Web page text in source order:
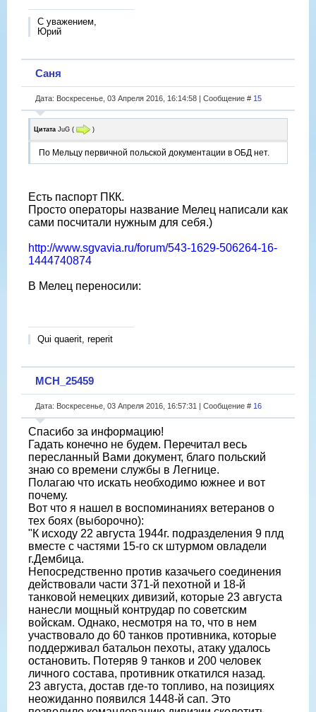
С уважением,
Юрий
Саня
Дата: Воскресенье, 03 Апреля 2016, 16:14:58 | Сообщение # 15
Цитата JuG ( )
По Мельцу первичной польской документации в ОБД нет.
Есть паспорт ПКК.
Просто операторы название Мелец написали как
сами посчитали нужным для себя.)
http://www.sgvavia.ru/forum/543-1629-506264-16-
1444740874
В Мелец переносили:
Qui quaerit, reperit
МСН_25459
Дата: Воскресенье, 03 Апреля 2016, 16:57:31 | Сообщение # 16
Спасибо за информацию!
Гадать конечно не будем. Перечитал весь
пересланный Вами документ, благо польский
знаю со времени службы в Легнице.
Полагаю что искать необходимо южнее и вот
почему.
Вот что я нашел в воспоминаниях ветеранов о
тех боях (выборочно):
"К исходу 22 августа 1944г. подразделения 9 плд
вместе с частями 15-го ск штурмом овладели
г.Дембица.
Непосредственно против казачьего соединения
действовали части 371-й пехотной и 18-й
танковой немецких дивизий, которые 23 августа
нанесли мощный контрудар по советским
войскам. Однако, несмотря на то, что в нем
участвовало до 60 танков противника, которые
поддерживал батальон пехоты, атаку удалось
остановить. Потеряв 9 танков и 200 человек
личного состава, противник откатился назад.
23 августа, достав где-то топливо, на позициях
неожиданно появился 1448-й сап. Это